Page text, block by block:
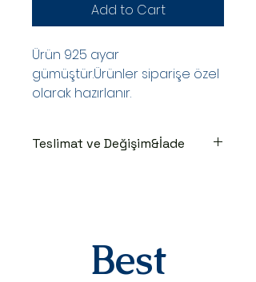
Add to Cart
Ürün 925 ayar
gümüştür.Ürünler siparişe özel
olarak hazırlanır.
Teslimat ve Değişim&İade
takip numaranız,anlaşmalı kargo
firmamız olan Yurtiçi Kargo
Best